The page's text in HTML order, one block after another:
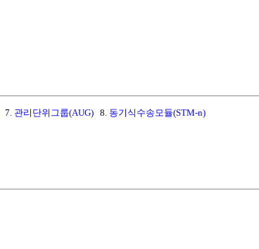
7. 관리단위그룹(AUG) 8. 동기식수송모듈(STM-n)